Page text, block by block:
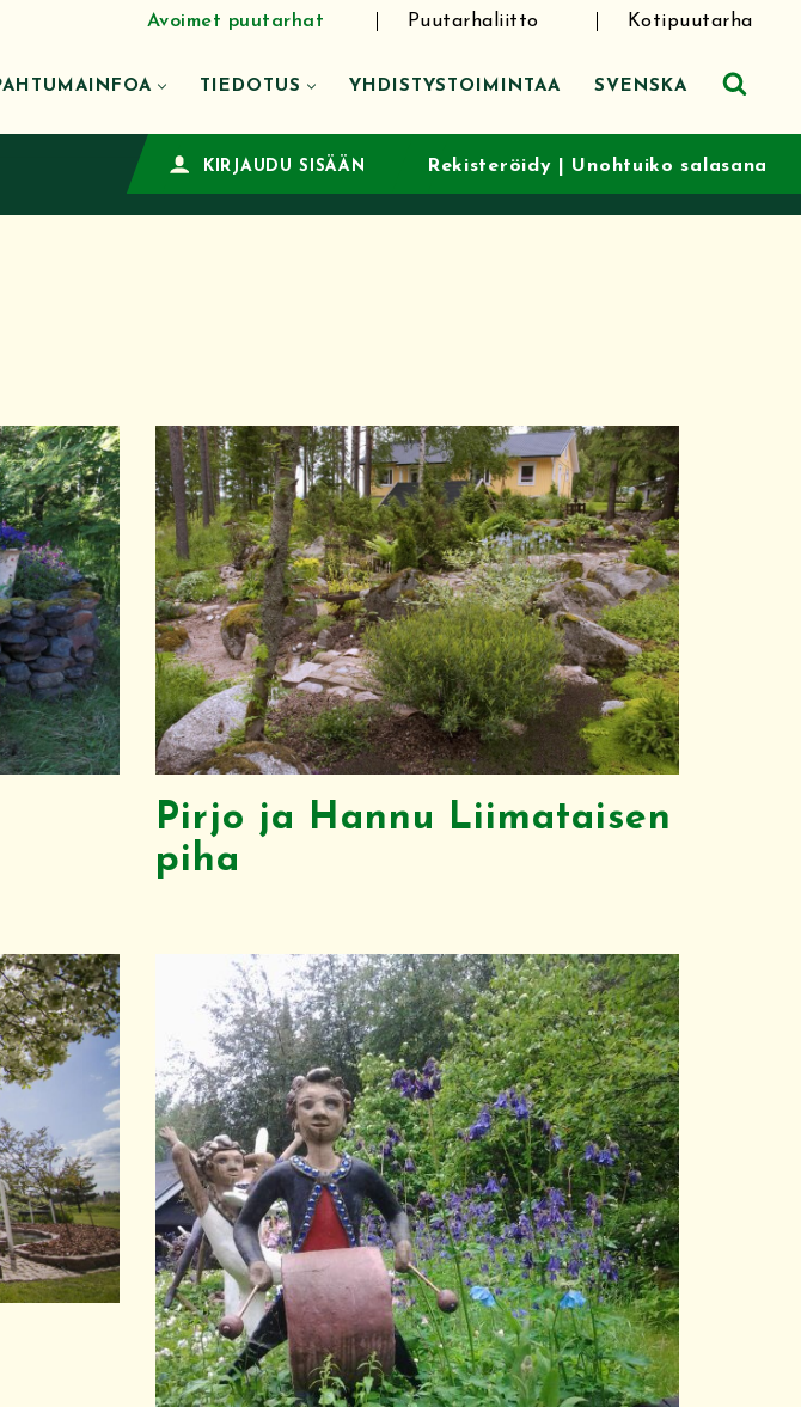
Avoimet puutarhat Puutarhaliitto Kotipuutarha
TIEDOTUS YHDISTYSTOIMINTAA SVENSKA
KIRJAUDU SISÄÄN Rekisteröidy Unohtuiko salasana
Pirjo ja Hannu Liimataisen
piha